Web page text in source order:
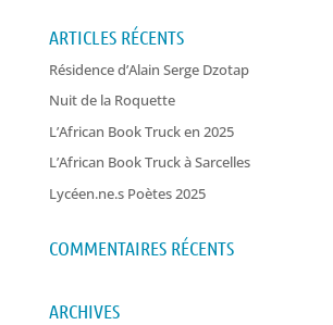
ARTICLES RÉCENTS
Résidence d’Alain Serge Dzotap
Nuit de la Roquette
L’African Book Truck en 2025
L’African Book Truck à Sarcelles
Lycéen.ne.s Poètes 2025
COMMENTAIRES RÉCENTS
ARCHIVES